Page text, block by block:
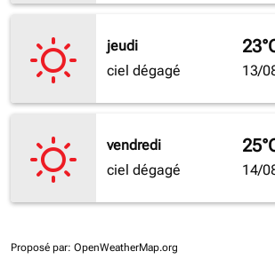
jeudi
ciel dégagé
13/
vendredi
ciel dégagé
14/
Proposé par: OpenWeatherMap.org